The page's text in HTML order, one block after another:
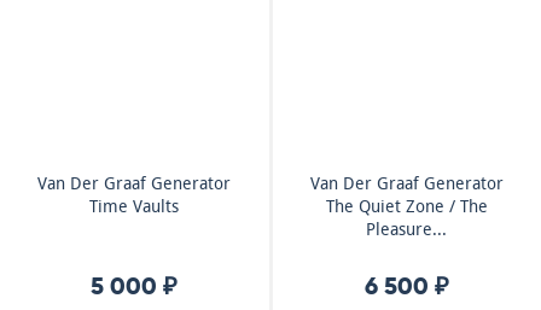
Van Der Graaf Generator
Time Vaults
5 000 ₽
Van Der Graaf Generator
The Quiet Zone / The
Pleasure...
6 500 ₽